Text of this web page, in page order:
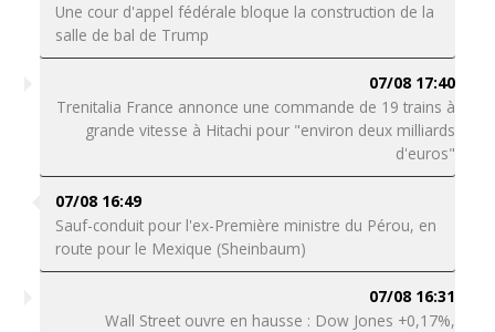
Une cour d'appel fédérale bloque la construction de la
salle de bal de Trump
07/08 17:40
Trenitalia France annonce une commande de 19 trains à
grande vitesse à Hitachi pour "environ deux milliards
d'euros"
07/08 16:49
Sauf-conduit pour l'ex-Première ministre du Pérou, en
route pour le Mexique (Sheinbaum)
07/08 16:31
Wall Street ouvre en hausse : Dow Jones +0,17%,